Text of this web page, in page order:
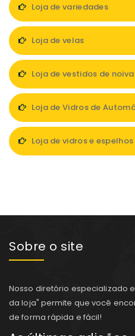
Loja de variedades
Loja de velas
Loja de vestidos de noiva
Loja de Vidros de
Loja de vidros e espelhos
Sobre o site
Nosso diretório especializado
da loja" permite que você
de forma rápida e fácil!